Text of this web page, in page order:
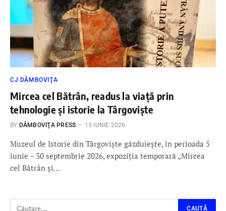
CJ DÂMBOVIŢA
Mircea cel Bătrân, readus la viață prin
tehnologie și istorie la Târgoviște
BY DÂMBOVIŢA PRESS 13 IUNIE 2026
Muzeul de Istorie din Târgoviște găzduiește, în perioada 5
iunie – 30 septembrie 2026, expoziția temporară „Mircea
cel Bătrân și…